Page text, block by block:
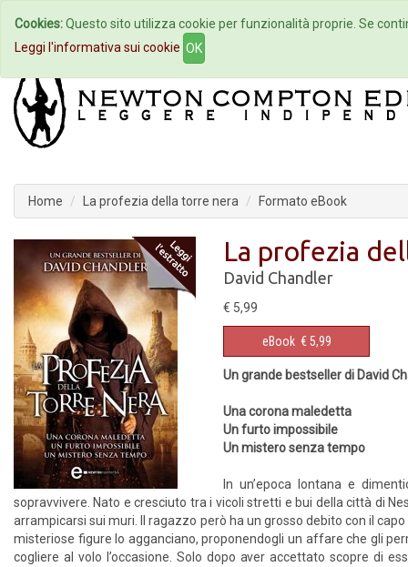
Home Autori Eventi
Home La profezia della torre nera Formato eBook
La profezia
David Chandler
€ 5,99
eBook € 5,99
Un grande bestseller di David
Una corona maledetta
Un furto impossibile
Un mistero senza tempo
In un’epoca lontana e
sopravvivere. Nato e cresciuto tra i vicoli stretti e bui della città di
arrampicarsi sui muri. Il ragazzo però ha un grosso debito con il
misteriose figure lo agganciano, proponendogli un affare che gli
cogliere al volo l’occasione. Solo dopo aver accettato scopre di
Cookies:Questo sito utilizza cookie per funzionalità proprie. Se
Leggi l'informativa sui cookie OK